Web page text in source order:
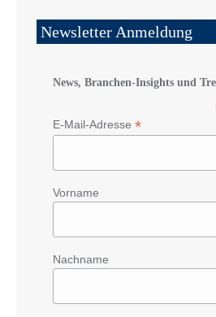
Newsletter Anmeldung
News, Branchen-Insights und
E-Mail-Adresse *
Vorname
Nachname